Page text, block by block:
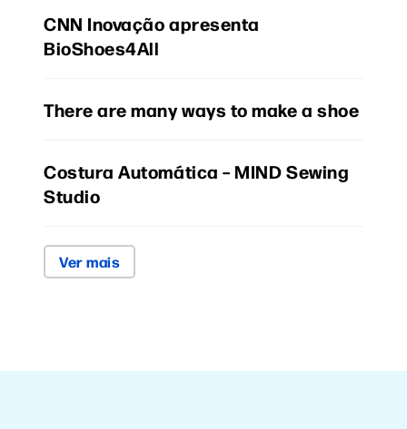
CNN Inovação apresenta
BioShoes4All
There are many ways to make a shoe
Costura Automática – MIND Sewing
Studio
Ver mais